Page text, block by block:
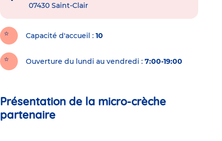
07430 Saint-Clair
Capacité d'accueil 10
Ouverture du lundi au vendredi : 7:00-19:00
Présentation de la micro-crèche
partenaire